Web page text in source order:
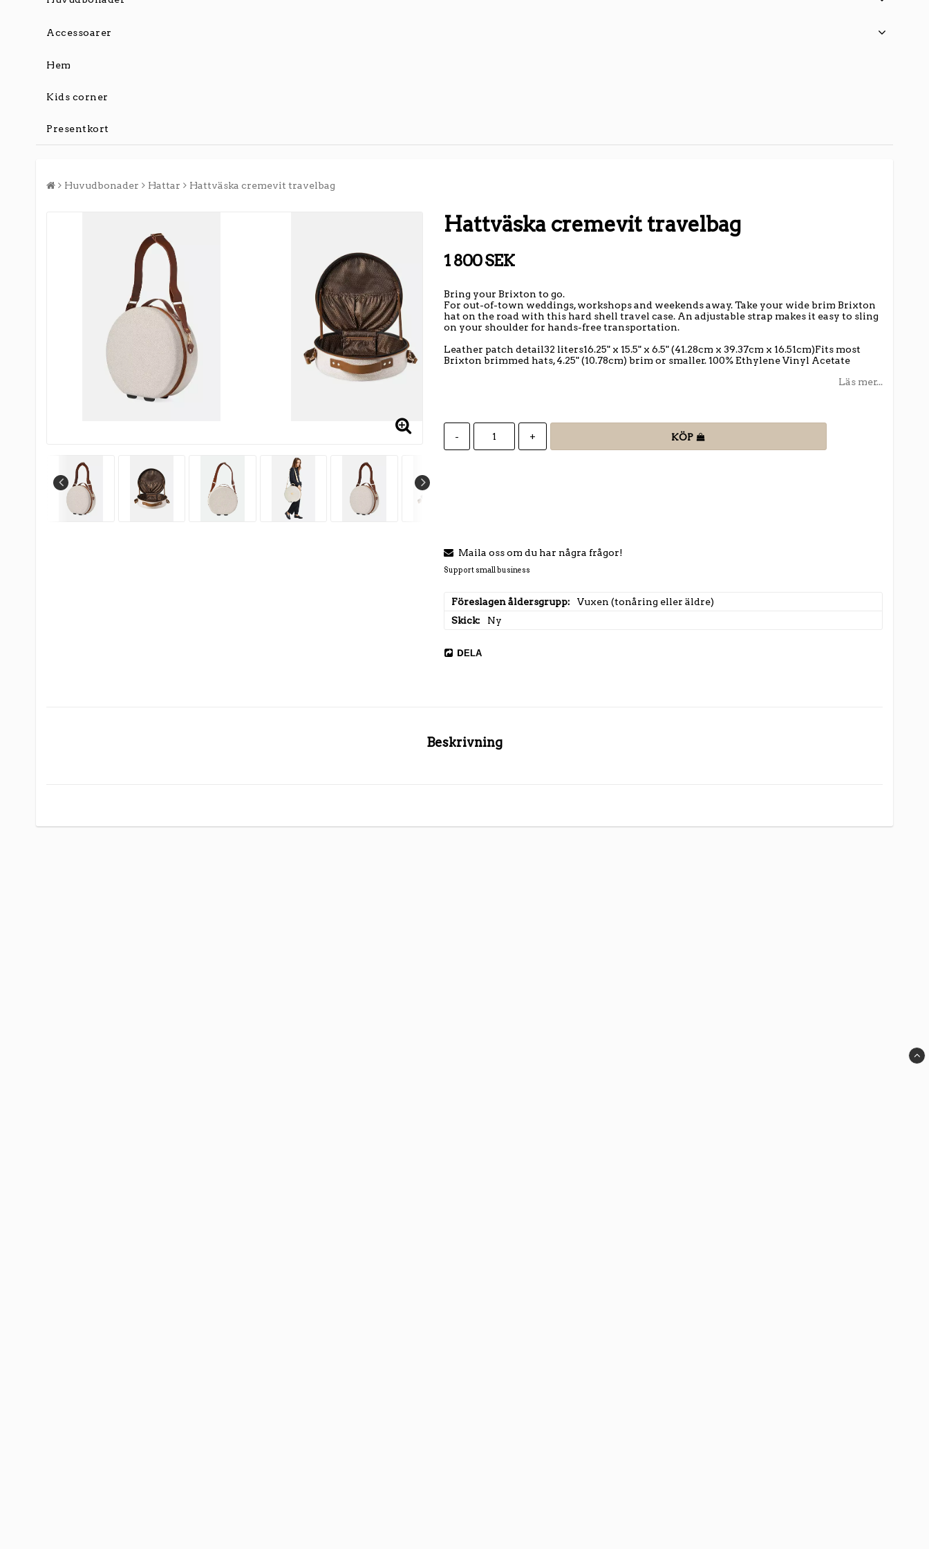
Accessoarer
Hem
Kids corner
Presentkort
Huvudbonader Hattar Hattväska cremevit travelbag
Hattväska cremevit travelbag
1 800 SEK
Bring your Brixton to go.
For out-of-town weddings, workshops and weekends away. Take your wide brim Brixton
hat on the road with this hard shell travel case. An adjustable strap makes it easy to sling
on your shoulder for hands-free transportation.
Leather patch detail32 liters16.25" x 15.5" x 6.5" (41.28cm x 39.37cm x 16.51cm)Fits most
Brixton brimmed hats, 4.25" (10.78cm) brim or smaller. 100% Ethylene Vinyl Acetate
Läs mer...
- + KÖP
Maila oss om du har några frågor!
Support small business
Föreslagen åldersgrupp
Vuxen (tonåring eller äldre)
Skick
Ny
DELA
Beskrivning